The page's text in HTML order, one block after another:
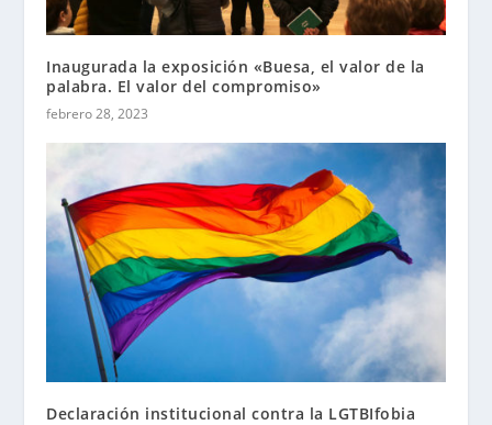
Inaugurada la exposición «Buesa, el valor de la
palabra. El valor del compromiso»
febrero 28, 2023
Declaración institucional contra la LGTBIfobia